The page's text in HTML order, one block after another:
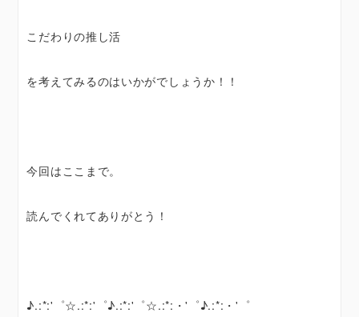
こだわりの推し活
を考えてみるのはいかがでしょうか！！
今回はここまで。
読んでくれてありがとう！
♪.:*:'゜☆.:*:'゜♪.:*:'゜☆.:*:・'゜♪.:*:・'゜